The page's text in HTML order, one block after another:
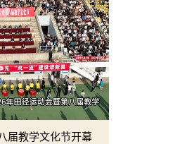
届教学文化节开幕